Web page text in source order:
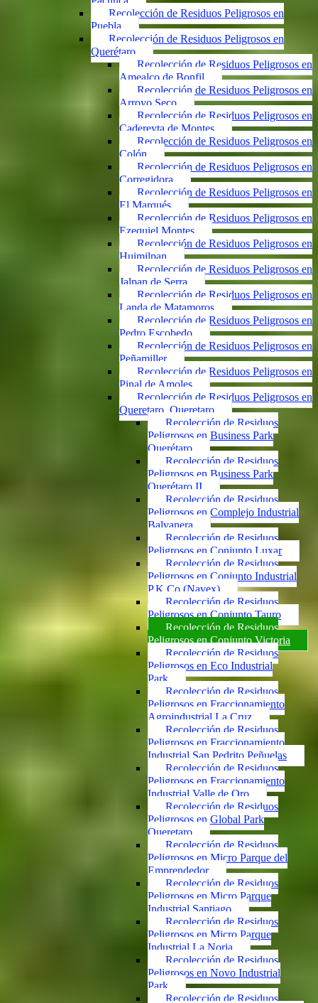
Recolección de Residuos Peligrosos en
Puebla
Recolección de Residuos Peligrosos en
Querétaro
Recolección de Residuos Peligrosos en
Amealco de Bonfil
Recolección de Residuos Peligrosos en
Arroyo Seco
Recolección de Residuos Peligrosos en
Cadereyta de Montes
Recolección de Residuos Peligrosos en
Colón
Recolección de Residuos Peligrosos en
Corregidora
Recolección de Residuos Peligrosos en
El Marqués
Recolección de Residuos Peligrosos en
Ezequiel Montes
Recolección de Residuos Peligrosos en
Huimilpan
Recolección de Residuos Peligrosos en
Jalpan de Serra
Recolección de Residuos Peligrosos en
Landa de Matamoros
Recolección de Residuos Peligrosos en
Pedro Escobedo
Recolección de Residuos Peligrosos en
Peñamiller
Recolección de Residuos Peligrosos en
Pinal de Amoles
Recolección de Residuos Peligrosos en
Queretaro, Queretaro
Recolección de Residuos
Peligrosos en Business Park
Querétaro
Recolección de Residuos
Peligrosos en Business Park
Querétaro II
Recolección de Residuos
Peligrosos en Complejo Industrial
Balvanera
Recolección de Residuos
Peligrosos en Conjunto Luxar
Recolección de Residuos
Peligrosos en Conjunto Industrial
P.K.Co (Navex)
Recolección de Residuos
Peligrosos en Conjunto Tauro
Recolección de Residuos
Peligrosos en Conjunto Victoria
Recolección de Residuos
Peligrosos en Eco Industrial
Park
Recolección de Residuos
Peligrosos en Fraccionamiento
Agroindustrial La Cruz
Recolección de Residuos
Peligrosos en Fraccionamiento
Industrial San Pedrito Peñuelas
Recolección de Residuos
Peligrosos en Fraccionamiento
Industrial Valle de Oro
Recolección de Residuos
Peligrosos en Global Park
Queretaro
Recolección de Residuos
Peligrosos en Micro Parque del
Emprendedor
Recolección de Residuos
Peligrosos en Micro Parque
Industrial Santiago
Recolección de Residuos
Peligrosos en Micro Parque
Industrial La Noria
Recolección de Residuos
Peligrosos en Novo Industrial
Park
Recolección de Residuos